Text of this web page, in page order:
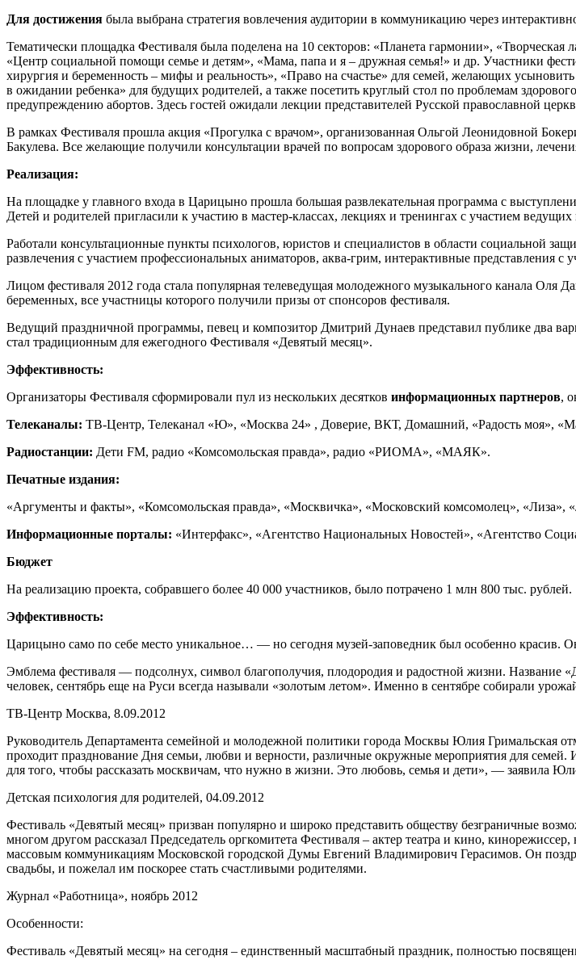
Для достижения была выбрана стратегия вовлечения аудитории в коммуникацию через
Тематически площадка Фестиваля была поделена на 10 секторов: «Планета гармонии»,
«Центр социальной помощи семье и детям», «Мама, папа и я – дружная семья!» и др. Участники
хирургия и беременность – мифы и реальность», «Право на счастье» для семей, желающих
в ожидании ребенка» для будущих родителей, а также посетить круглый стол по проблемам
предупреждению абортов. Здесь гостей ожидали лекции представителей Русской православной
В рамках Фестиваля прошла акция «Прогулка с врачом», организованная Ольгой Леонидовной
Бакулева. Все желающие получили консультации врачей по вопросам здорового образа жизни,
Реализация:
На площадке у главного входа в Царицыно прошла большая развлекательная программа с
Детей и родителей пригласили к участию в мастер-классах, лекциях и тренингах с участием
Работали консультационные пункты психологов, юристов и специалистов в области социальной
развлечения с участием профессиональных аниматоров, аква-грим, интерактивные представления с
Лицом фестиваля 2012 года стала популярная телеведущая молодежного музыкального канала Оля
беременных, все участницы которого получили призы от спонсоров фестиваля.
Ведущий праздничной программы, певец и композитор Дмитрий Дунаев представил публике два
стал традиционным для ежегодного Фестиваля «Девятый месяц».
Эффективность:
Организаторы Фестиваля сформировали пул из нескольких десятков информационных партнеров,
Телеканалы: ТВ-Центр, Телеканал «Ю», «Москва 24» , Доверие, ВКТ, Домашний, «Радость моя»,
Радиостанции: Дети FM, радио «Комсомольская правда», радио «РИОМА», «МАЯК».
Печатные издания:
«Аргументы и факты», «Комсомольская правда», «Москвичка», «Московский комсомолец»,
Информационные порталы: «Интерфакс», «Агентство Национальных Новостей», «Агентство
Бюджет
На реализацию проекта, собравшего более 40 000 участников, было потрачено 1 млн 800 тыс. рублей.
Эффективность:
Царицыно само по себе место уникальное… — но сегодня музей-заповедник был особенно красив.
Эмблема фестиваля — подсолнух, символ благополучия, плодородия и радостной жизни. Название
человек, сентябрь еще на Руси всегда называли «золотым летом». Именно в сентябре собирали
ТВ-Центр Москва, 8.09.2012
Руководитель Департамента семейной и молодежной политики города Москвы Юлия Гримальская
проходит празднование Дня семьи, любви и верности, различные окружные мероприятия для
для того, чтобы рассказать москвичам, что нужно в жизни. Это любовь, семья и дети», — заявила
Детская психология для родителей, 04.09.2012
Фестиваль «Девятый месяц» призван популярно и широко представить обществу безграничные
многом другом рассказал Председатель оргкомитета Фестиваля – актер театра и кино,
массовым коммуникациям Московской городской Думы Евгений Владимирович Герасимов. Он
свадьбы, и пожелал им поскорее стать счастливыми родителями.
Журнал «Работница», ноябрь 2012
Особенности:
Фестиваль «Девятый месяц» на сегодня – единственный масштабный праздник, полностью